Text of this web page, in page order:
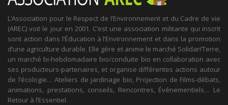
L’Association pour le Respect de l’Environnement et du Cadre de vie
(AREC) voit le jour en 2001. C’est une association militante qui inscrit
sont action dans l’Éducation à l’Environnement et dans la promotion
d’une agriculture durable. Elle gère et anime le marché Solidari’Terre,
un marché bi-hebdomadaire bio/conduite bio en collaboration avec
ses producteurs-partenaires, et organise différentes actions autour
de l’écologie… Ateliers de jardinage bio, Projection de Films-débats,
animations, prestations, conseils, Rencontres, Événementiels… Le
Retour à l’Essentiel.